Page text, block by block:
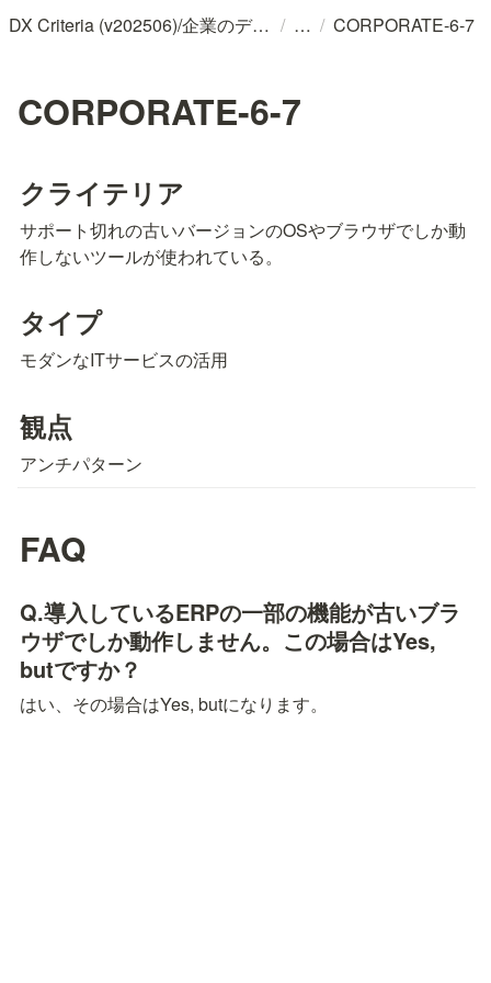
DX Criteria (v202506)/企業のデジタル化とソフトウェア活用のためのガイドライン / / CORPORATE-6-7
CORPORATE-6-7
クライテリア
サポート切れの古いバージョンのOSやブラウザでしか動
作しないツールが使われている。
タイプ
モダンなITサービスの活用
観点
アンチパターン
FAQ
Q.導入しているERPの一部の機能が古いブラ
ウザでしか動作しません。この場合はYes,
butですか？
はい、その場合はYes, butになります。